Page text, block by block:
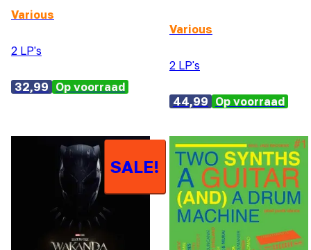
Various
2 LP's
32,99 Op voorraad
Various
2 LP's
44,99 Op voorraad
SALE!